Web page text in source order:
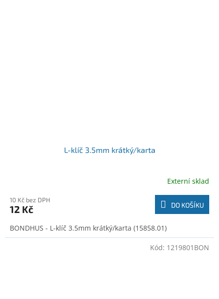
L-klíč 3.5mm krátký/karta
Externí sklad
10 Kč bez DPH
12 Kč DO KOŠÍKU
BONDHUS - L-klíč 3.5mm krátký/karta (15858.01)
Kód: 1219801BON